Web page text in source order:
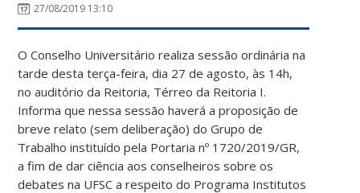
27/08/2019 13:10
O Conselho Universitário realiza sessão ordinária na
tarde desta terça-feira, dia 27 de agosto, às 14h,
no auditório da Reitoria, Térreo da Reitoria I.
Informa que nessa sessão haverá a proposição de
breve relato (sem deliberação) do Grupo de
Trabalho instituído pela Portaria nº 1720/2019/GR,
a fim de dar ciência aos conselheiros sobre os
debates na UFSC a respeito do Programa Institutos